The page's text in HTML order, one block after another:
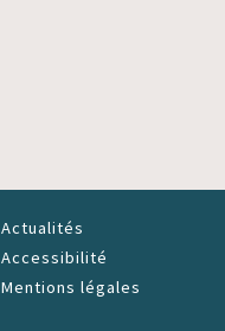
Actualités
Accessibilité
Mentions légales